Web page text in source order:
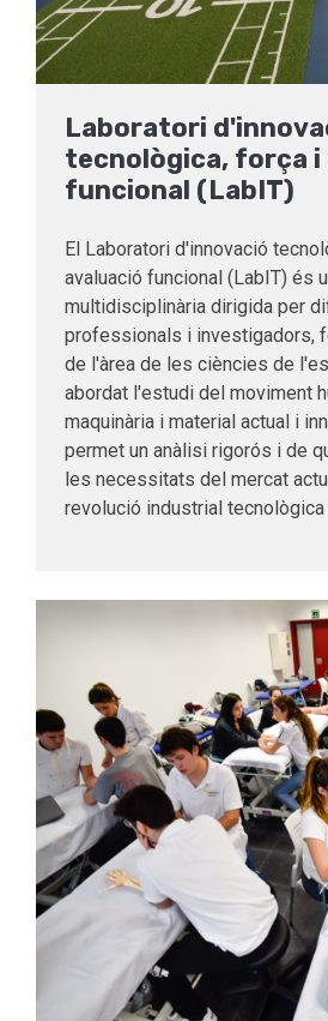
Laboratori
tecnològica, força i
funcional (LabIT)
El Laboratori d'innovació
avaluació funcional (LabIT) és
multidisciplinària dirigida per
professionals i investigadors,
de l'àrea de les ciències de
abordat l'estudi del moviment
maquinària i material actual i
permet un anàlisi rigorós i de
les necessitats del mercat
revolució industrial tecnològica